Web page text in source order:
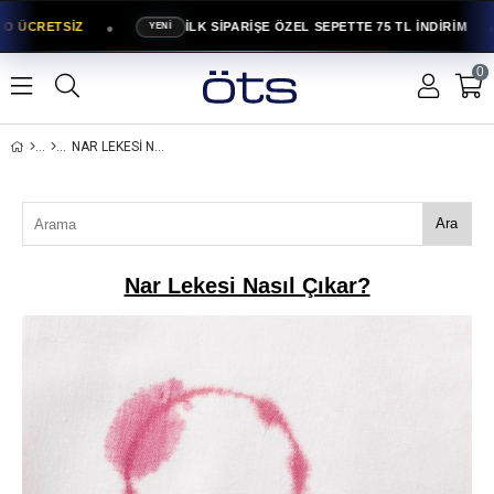
ÜCRETSİZ YENİ İLK SİPARİŞE ÖZEL SEPETTE 75 TL İNDİRİM
0
NAR LEKESI NASIL ÇIKAR?
Ara
Nar Lekesi Nasıl Çıkar?